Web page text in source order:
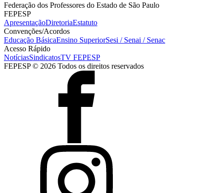
Federação dos Professores do Estado de São Paulo
FEPESP
ApresentaçãoDiretoriaEstatuto
Convenções/Acordos
Educação BásicaEnsino SuperiorSesi / Senai / Senac
Acesso Rápido
NotíciasSindicatosTV FEPESP
FEPESP © 2026 Todos os direitos reservados